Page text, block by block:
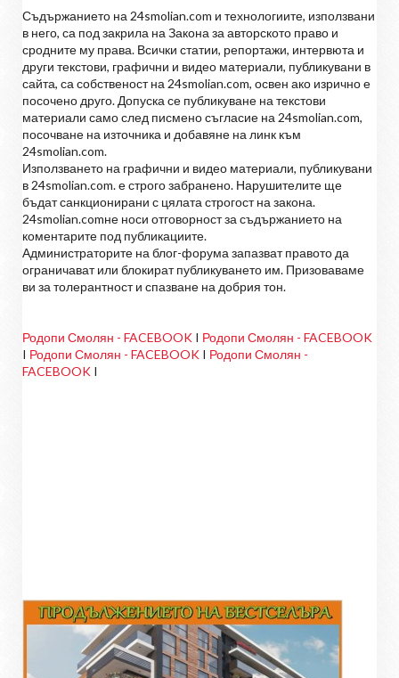
Съдържанието на 24smolian.com и технологиите, използвани
в него, са под закрила на Закона за авторското право и
сродните му права. Всички статии, репортажи, интервюта и
други текстови, графични и видео материали, публикувани в
сайта, са собственост на 24smolian.com, освен ако изрично е
посочено друго. Допуска се публикуване на текстови
материали само след писмено съгласие на 24smolian.com,
посочване на източника и добавяне на линк към
24smolian.com.
Използването на графични и видео материали, публикувани
в 24smolian.com. е строго забранено. Нарушителите ще
бъдат санкционирани с цялата строгост на закона.
24smolian.comне носи отговорност за съдържанието на
коментарите под публикациите.
Администраторите на блог-форума запазват правото да
ограничават или блокират публикуването им. Призоваваме
ви за толерантност и спазване на добрия тон.
Родопи Смолян - FACEBOOK I Родопи Смолян - FACEBOOK
I Родопи Смолян - FACEBOOK I Родопи Смолян -
FACEBOOK I